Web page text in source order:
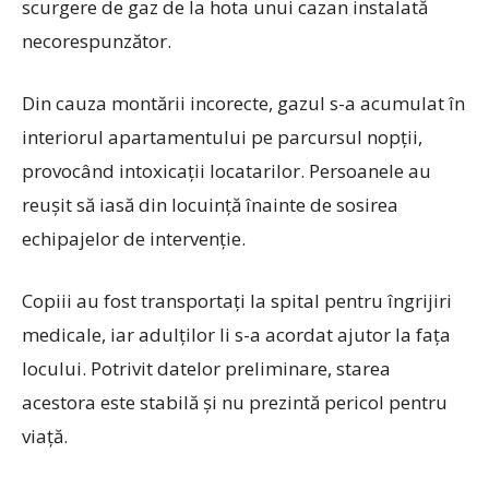
scurgere de gaz de la hota unui cazan instalată
necorespunzător.
Din cauza montării incorecte, gazul s-a acumulat în
interiorul apartamentului pe parcursul nopții,
provocând intoxicații locatarilor. Persoanele au
reușit să iasă din locuință înainte de sosirea
echipajelor de intervenție.
Copiii au fost transportați la spital pentru îngrijiri
medicale, iar adulților li s-a acordat ajutor la fața
locului. Potrivit datelor preliminare, starea
acestora este stabilă și nu prezintă pericol pentru
viață.